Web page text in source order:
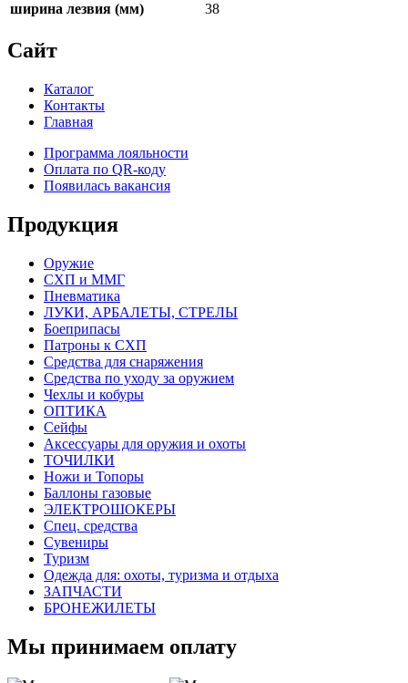
ширина лезвия (мм)
38
Сайт
Каталог
Контакты
Главная
Программа лояльности
Оплата по QR-коду
Появилась вакансия
Продукция
Оружие
СХП и ММГ
Пневматика
ЛУКИ, АРБАЛЕТЫ, СТРЕЛЫ
Боеприпасы
Патроны к СХП
Средства для снаряжения
Средства по уходу за оружием
Чехлы и кобуры
ОПТИКА
Сейфы
Аксессуары для оружия и охоты
ТОЧИЛКИ
Ножи и Топоры
Баллоны газовые
ЭЛЕКТРОШОКЕРЫ
Спец. средства
Сувениры
Туризм
Одежда для: охоты, туризма и отдыха
ЗАПЧАСТИ
БРОНЕЖИЛЕТЫ
Мы принимаем оплату